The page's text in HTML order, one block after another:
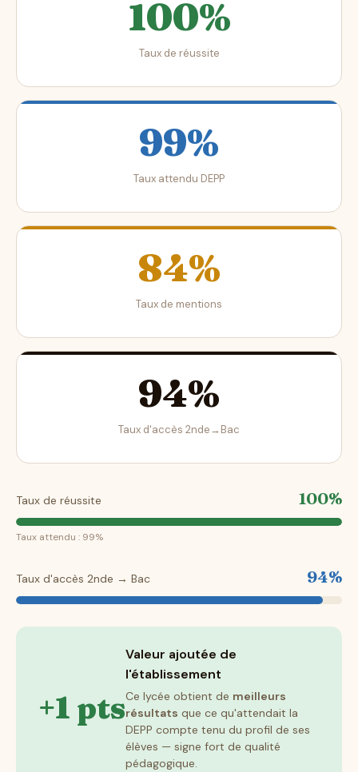
100%
Taux de réussite
99%
Taux attendu DEPP
84%
Taux de mentions
94%
Taux d'accès 2nde→Bac
Taux de réussite 100%
Taux attendu : 99%
Taux d'accès 2nde → Bac 94%
+1 pts
Valeur ajoutée de
l'établissement
Ce lycée obtient de meilleurs
résultats que ce qu'attendait la
DEPP compte tenu du profil de ses
élèves — signe fort de qualité
pédagogique.